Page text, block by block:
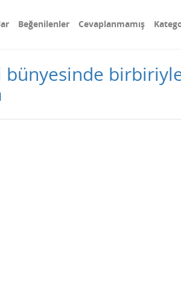
Beğenilenler Cevaplanmamış
bünyesinde